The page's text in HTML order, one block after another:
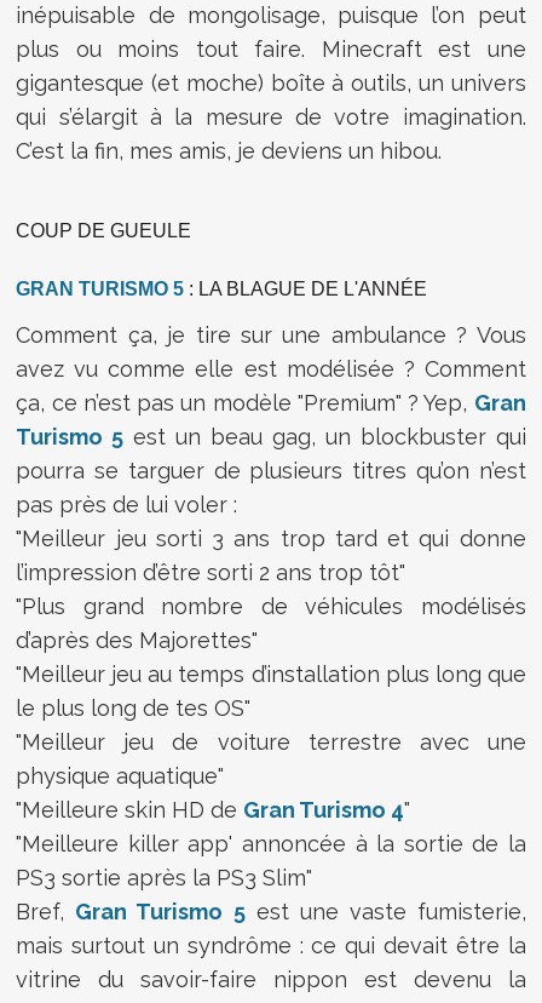
inépuisable de mongolisage, puisque l’on peut
plus ou moins tout faire. Minecraft est une
gigantesque (et moche) boîte à outils, un univers
qui s’élargit à la mesure de votre imagination.
C’est la fin, mes amis, je deviens un hibou.
COUP DE GUEULE
GRAN TURISMO 5 : LA BLAGUE DE L'ANNÉE
Comment ça, je tire sur une ambulance ? Vous
avez vu comme elle est modélisée ? Comment
ça, ce n’est pas un modèle "Premium" ? Yep, Gran
Turismo 5 est un beau gag, un blockbuster qui
pourra se targuer de plusieurs titres qu’on n’est
pas près de lui voler :
"Meilleur jeu sorti 3 ans trop tard et qui donne
l’impression d’être sorti 2 ans trop tôt"
"Plus grand nombre de véhicules modélisés
d’après des Majorettes"
"Meilleur jeu au temps d’installation plus long que
le plus long de tes OS"
"Meilleur jeu de voiture terrestre avec une
physique aquatique"
"Meilleure skin HD de Gran Turismo 4"
"Meilleure killer app' annoncée à la sortie de la
PS3 sortie après la PS3 Slim"
Bref, Gran Turismo 5est une vaste fumisterie,
mais surtout un syndrôme : ce qui devait être la
vitrine du savoir-faire nippon est devenu la